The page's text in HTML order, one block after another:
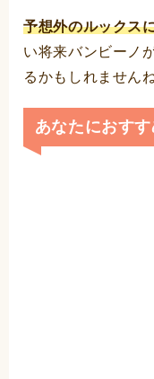
予想外のルックス
い将来バンビーノ
るかもしれませんね
あなたにおす